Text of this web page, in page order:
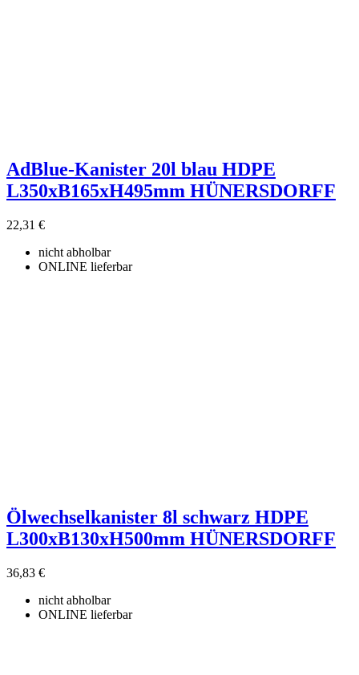
AdBlue-Kanister 20l blau HDPE
L350xB165xH495mm HÜNERSDORFF
22,31 €
nicht abholbar
ONLINE lieferbar
Ölwechselkanister 8l schwarz HDPE
L300xB130xH500mm HÜNERSDORFF
36,83 €
nicht abholbar
ONLINE lieferbar